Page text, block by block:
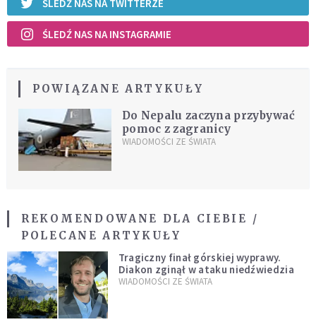
ŚLEDŹ NAS NA TWITTERZE
ŚLEDŹ NAS NA INSTAGRAMIE
POWIĄZANE ARTYKUŁY
Do Nepalu zaczyna przybywać
pomoc z zagranicy
WIADOMOŚCI ZE ŚWIATA
REKOMENDOWANE DLA CIEBIE /
POLECANE ARTYKUŁY
Tragiczny finał górskiej wyprawy.
Diakon zginął w ataku niedźwiedzia
WIADOMOŚCI ZE ŚWIATA